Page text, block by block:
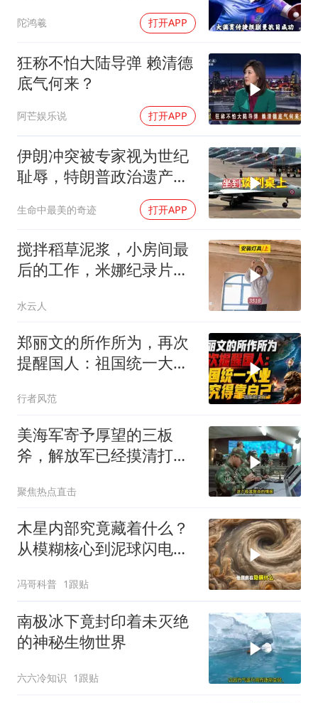
陀鸿羲 打开APP
狂称不怕大陆导弹 赖清德
底气何来？
阿芒娱乐说 打开APP
伊朗冲突被专家视为世纪
耻辱，特朗普政治遗产遭
生命中最美的奇迹 打开APP
搅拌稻草泥浆，小房间最
后的工作，米娜纪录片
水云人
郑丽文的所作所为，再次
提醒国人：祖国统一大
行者风范
美海军寄予厚望的三板
斧，解放军已经摸清打
聚焦热点直击
木星内部究竟藏着什么？
从模糊核心到泥球闪电，
冯哥科普 1跟贴
南极冰下竟封印着未灭绝
的神秘生物世界
六六冷知识 1跟贴